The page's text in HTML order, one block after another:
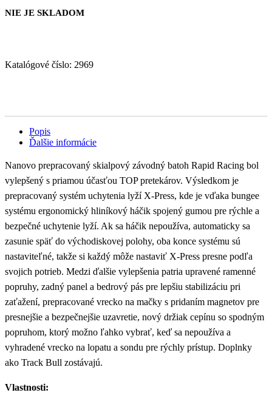
NIE JE SKLADOM
Katalógové číslo: 2969
Popis
Ďalšie informácie
Nanovo prepracovaný skialpový závodný batoh Rapid Racing bol
vylepšený s priamou účasťou TOP pretekárov. Výsledkom je
prepracovaný systém uchytenia lyží X-Press, kde je vďaka bungee
systému ergonomický hliníkový háčik spojený gumou pre rýchle a
bezpečné uchytenie lyží. Ak sa háčik nepoužíva, automaticky sa
zasunie späť do východiskovej polohy, oba konce systému sú
nastaviteľné, takže si každý môže nastaviť X-Press presne podľa
svojich potrieb. Medzi ďalšie vylepšenia patria upravené ramenné
popruhy, zadný panel a bedrový pás pre lepšiu stabilizáciu pri
zaťažení, prepracované vrecko na mačky s pridaním magnetov pre
presnejšie a bezpečnejšie uzavretie, nový držiak cepínu so spodným
popruhom, ktorý možno ľahko vybrať, keď sa nepoužíva a
vyhradené vrecko na lopatu a sondu pre rýchly prístup. Doplnky
ako Track Bull zostávajú.
Vlastnosti: